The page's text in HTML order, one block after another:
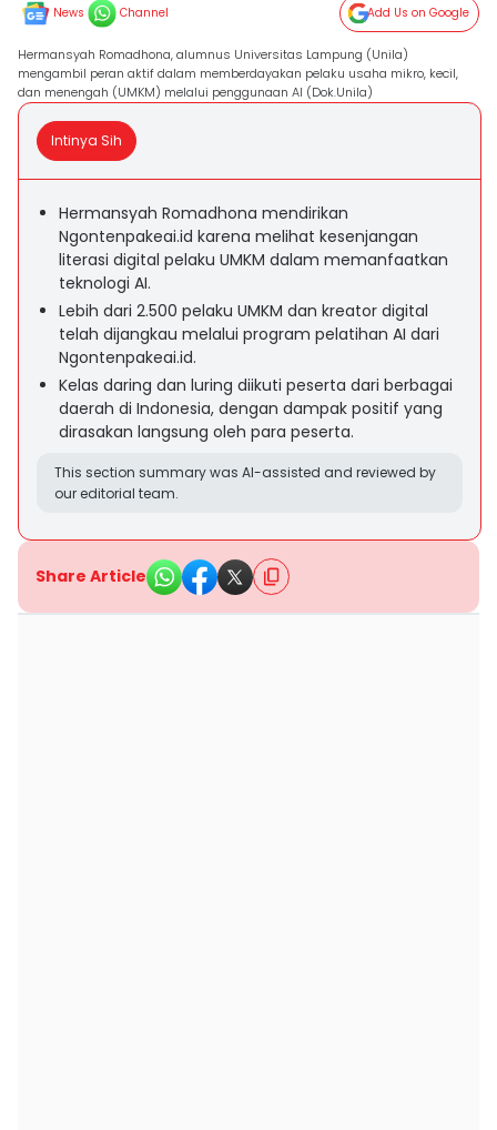
News Channel Add Us on Google
Hermansyah Romadhona, alumnus Universitas Lampung (Unila)
mengambil peran aktif dalam memberdayakan pelaku usaha mikro, kecil,
dan menengah (UMKM) melalui penggunaan AI (Dok.Unila)
Intinya Sih
Hermansyah Romadhona mendirikan
Ngontenpakeai.id karena melihat kesenjangan
literasi digital pelaku UMKM dalam memanfaatkan
teknologi AI.
Lebih dari 2.500 pelaku UMKM dan kreator digital
telah dijangkau melalui program pelatihan AI dari
Ngontenpakeai.id.
Kelas daring dan luring diikuti peserta dari berbagai
daerah di Indonesia, dengan dampak positif yang
dirasakan langsung oleh para peserta.
This section summary was AI-assisted and reviewed by
our editorial team.
Share Article